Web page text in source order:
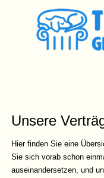
Unsere
Hier finden Sie eine
Sie sich vorab schon
auseinandersetzen, und